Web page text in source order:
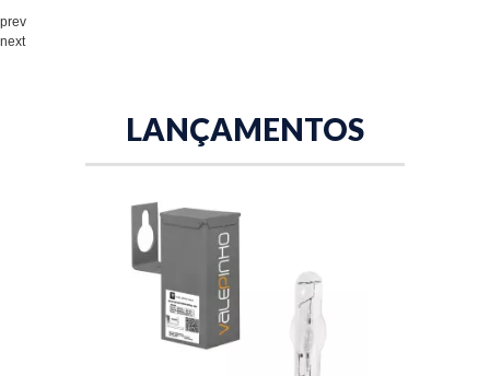
prev
next
LANÇAMENTOS